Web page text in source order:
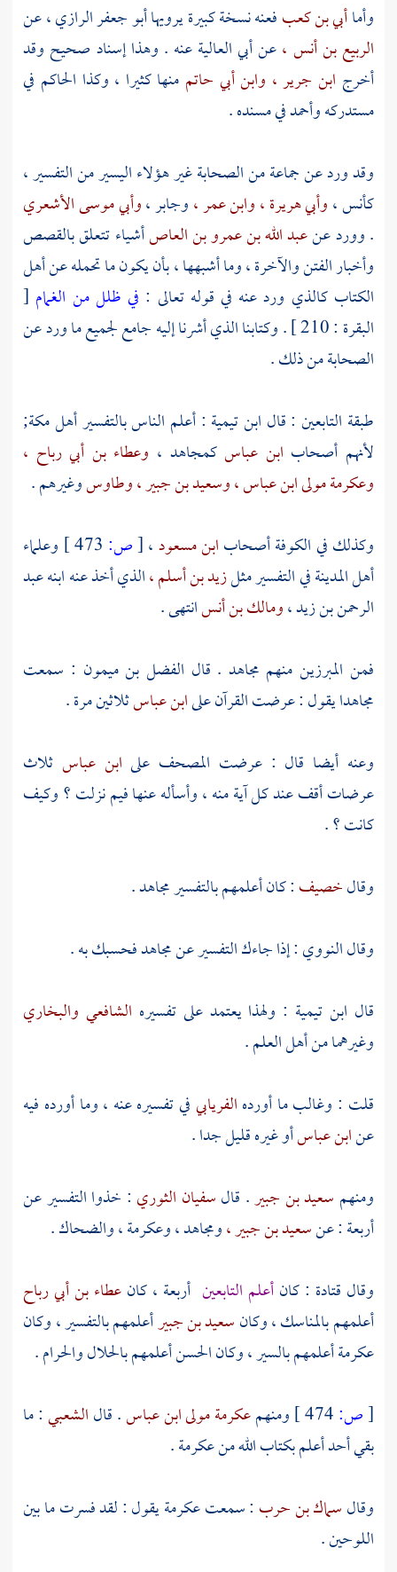
وأماأبي بن كعبفعنه نسخة كبيرة يرويهاأبو جعفر الرازي ،عن
الربيع بن أنس ،عنأبي العاليةعنه . وهذا إسناد صحيح وقد
أخرج ابن جرير ، وابن أبي حاتم منها كثيرا ، وكذا الحاكم في
مستدركهوأحمدفي مسنده .
وقد ورد عن جماعة من الصحابة غير هؤلاء اليسير من التفسير ،
كأنس ،وأبي هريرة ،وابن عمر ،وجابر ،وأبي موسى الأشعري
. وورد عنعبد الله بن عمرو بن العاصأشياء تتعلق بالقصص
وأخبار الفتن والآخرة ، وما أشبهها ، بأن يكون ما تحمله عن أهل
الكتاب كالذي ورد عنه في قوله تعالى : في ظلل من الغمام [
البقرة : 210 ] . وكتابنا الذي أشرنا إليه جامع لجميع ما ورد عن
الصحابة من ذلك .
طبقة التابعين : قال ابن تيمية : أعلم الناس بالتفسير أهلمكة;
لأنهم أصحاب ابن عباسكمجاهد ، وعطاء بن أبي رباح ،
وعكرمة مولى ابن عباس ،وسعيد بن جبير ،وطاوسوغيرهم .
وكذلك فيالكوفةأصحابابن مسعود،[ص:
وعلماء
أهلالمدينةفي التفسير مثلزيد بن أسلم ،الذي أخذ عنه ابنهعبد
الرحمن بن زيد ،ومالك بن أنسانتهى .
فمن المبرزين منهم مجاهد . قال الفضل بن ميمون : سمعت
مجاهدايقول : عرضت القرآن علىابن عباسثلاثين مرة .
وعنه أيضا قال : عرضت المصحف على ابن عباس ثلاث
عرضات أقف عند كل آية منه ، وأسأله عنها فيم نزلت ؟ وكيف
كانت ؟ .
وقالخصيف: كان أعلمهم بالتفسيرمجاهد.
وقالالنووي: إذا جاءك التفسير عنمجاهدفحسبك به .
قال ابن تيمية : ولهذا يعتمد على تفسيره الشافعي والبخاري
وغيرهما من أهل العلم .
قلت : وغالب ما أوردهالفريابيفي تفسيره عنه ، وما أورده فيه
عنابن عباسأو غيره قليل جدا .
ومنهم سعيد بن جبير. قالسفيان الثوري : خذوا التفسير عن
أربعة : عنسعيد بن جبير ،ومجاهد ،وعكرمة ،والضحاك .
وقال قتادة : كانأعلم التابعين أربعة ، كانعطاء بن أبي رباح
أعلمهم بالمناسك ، وكانسعيد بن جبيرأعلمهم بالتفسير ، وكان
عكرمةأعلمهم بالسير ، وكانالحسنأعلمهم بالحلال والحرام .
[ص: ومنهمعكرمة مولى ابن عباس. قالالشعبي: ما
بقي أحد أعلم بكتاب الله منعكرمة.
وقالسماك بن حرب : سمعتعكرمةيقول : لقد فسرت ما بين
اللوحين .